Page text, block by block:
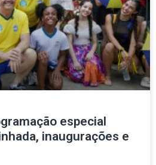
especial
inaugurações e